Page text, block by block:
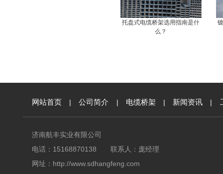
托盘式电缆桥架选用指南是什
么？
网站首页 | 公司简介 | 电缆桥架 | 新闻资讯 |
济南航丰实业有限公司
电话：15168870138 联系人：庞经理
网址： http://www.sdhangfeng.com